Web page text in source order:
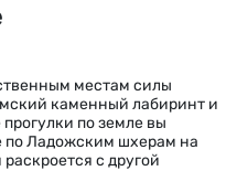
местам силы
каменный лабиринт и
по земле вы
по Ладожским шхерам на
с другой